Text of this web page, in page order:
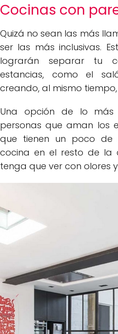
Cocinas con
Quizá no sean las más
ser las más inclusivas.
lograrán separar tu
estancias, como el
creando, al mismo
Una opción de lo más
personas que aman los
que tienen un poco de
cocina en el resto de
tenga que ver con olores